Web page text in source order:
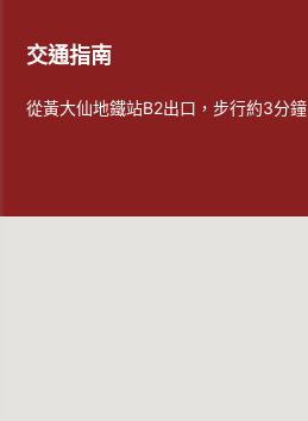
交通指南
從黃大仙地鐵站B2出口，步行約3分鐘